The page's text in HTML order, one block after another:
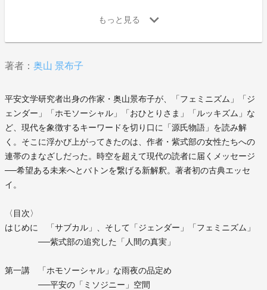
著者： 奥山 景布子
平安文学研究者出身の作家・奥山景布子が、「フェミニズム」「ジ
ェンダー」「ホモソーシャル」「おひとりさま」「ルッキズム」な
ど、現代を象徴するキーワードを切り口に「源氏物語」を読み解
く。そこに浮かび上がってきたのは、作者・紫式部の女性たちへの
連帯のまなざしだった。時空を超えて現代の読者に届くメッセージ
──希望ある未来へとバトンを繋げる新解釈。著者初の古典エッセ
イ。
〈目次〉
はじめに 「サブカル」、そして「ジェンダー」「フェミニズム」
──紫式部の追究した「人間の真実」
第一講 「ホモソーシャル」な雨夜の品定め
──平安の「ミソジニー」空間